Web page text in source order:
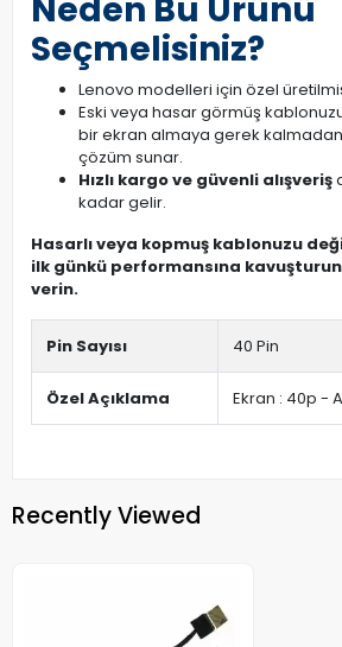
Neden Bu Ürünü
Seçmelisiniz?
Lenovo modelleri için özel
Eski veya hasar görmüş
bir ekran almaya gerek
çözüm sunar.
Hızlı kargo ve güvenli alışveriş
kadar gelir.
Hasarlı veya kopmuş kablonuzu
ilk günkü performansına
verin.
Pin Sayısı 40 Pin
Özel Açıklama Ekran : 40p -
Recently Viewed